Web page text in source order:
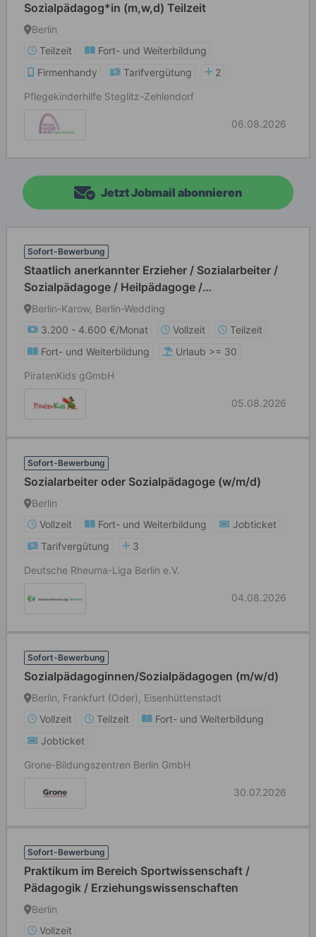
Sozialpädagog*in (m,w,d) Teilzeit
Berlin
Teilzeit
Fort- und Weiterbildung
Firmenhandy
Tarifvergütung
2
Pflegekinderhilfe Steglitz-Zehlendorf
06.08.2026
Jetzt Jobmail abonnieren
Sofort-Bewerbung
Staatlich anerkannter Erzieher / Sozialarbeiter /
Sozialpädagoge / Heilpädagoge /
Kindheitspädagoge / Sozialassistent (m/w/d)
Berlin-Karow, Berlin-Wedding
3.200 - 4.600 €/Monat
Vollzeit
Teilzeit
Fort- und Weiterbildung
Urlaub >= 30
PiratenKids gGmbH
05.08.2026
Sofort-Bewerbung
Sozialarbeiter oder Sozialpädagoge (w/m/d)
Berlin
Vollzeit
Fort- und Weiterbildung
Jobticket
Tarifvergütung
3
Deutsche Rheuma-Liga Berlin e.V.
04.08.2026
Sofort-Bewerbung
Sozialpädagoginnen/Sozialpädagogen (m/w/d)
Berlin, Frankfurt (Oder), Eisenhüttenstadt
Vollzeit
Teilzeit
Fort- und Weiterbildung
Jobticket
Grone-Bildungszentren Berlin GmbH
30.07.2026
Sofort-Bewerbung
Praktikum im Bereich Sportwissenschaft /
Pädagogik / Erziehungswissenschaften
Berlin
Vollzeit